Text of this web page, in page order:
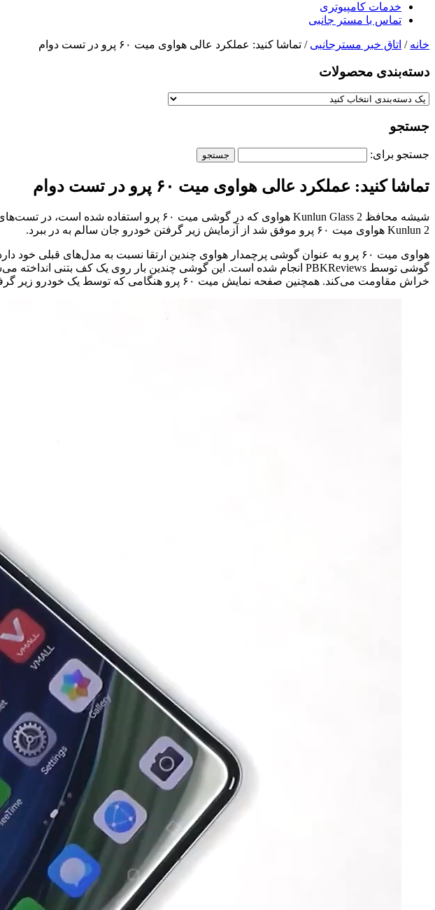
خدمات کامپیوتری
تماس با مستر جانبی
خانه / اتاق خبر مسترجانبی / تماشا کنید: عملکرد عالی هواوی میت ۶۰ پرو در تست دوام
دسته‌بندی‌ محصولات
جستجو
جستجو برای:
تماشا کنید: عملکرد عالی هواوی میت ۶۰ پرو در تست دوام
Kunlun 2 هواوی میت ۶۰ پرو موفق شد از آزمایش زیر گرفتن خودرو جان سالم به در ببرد.
خراش مقاومت می‌کند. همچنین صفحه نمایش میت ۶۰ پرو هنگامی که توسط یک خودرو زیر گرفته شد آسیبی نمی‌بیند.